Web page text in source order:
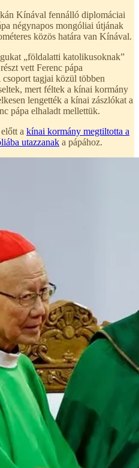
Kínával fennálló diplomáciai
négynapos mongóliai útjának
közös határa van Kínával.
„földalatti katolikusoknak”
vett Ferenc pápa
csoport tagjai közül többen
mert féltek a kínai kormány
lengették a kínai zászlókat a
pápa elhaladt mellettük.
a kínai kormány megtiltotta a
utazzanak a pápához.